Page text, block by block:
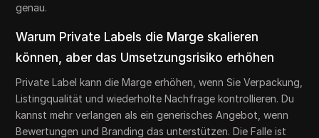
genau.
Warum Private Labels die Marge skalieren
können, aber das Umsetzungsrisiko erhöhen
Private Label kann die Marge erhöhen, wenn Sie Verpackung,
Listingqualität und wiederholte Nachfrage kontrollieren. Du
kannst mehr verlangen als ein generisches Angebot, wenn
Bewertungen und Branding das unterstützen. Die Falle ist